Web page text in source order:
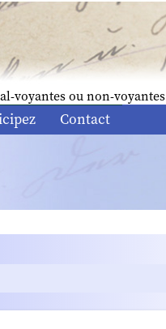
voyantes ou non-voyantes
Contact